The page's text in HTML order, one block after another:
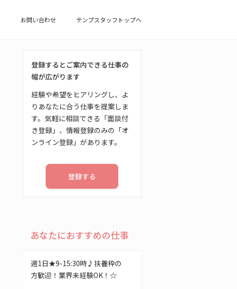
お問い合わせ テンプスタッフトップへ
登録するとご案内できる仕事の
幅が広がります
経験や希望をヒアリングし、よ
りあなたに合う仕事を提案しま
す。気軽に相談できる「面談付
き登録」、情報登録のみの「オ
ンライン登録」があります。
登録する
あなたにおすすめの仕事
週1日★9-15:30時♪扶養枠の
方歓迎！業界未経験OK！☆